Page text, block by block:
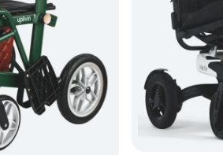
complet et rapide en un seul
les manipulations fatigantes
d'utilisation totale même
plus réactives ou fragilisées
DISTRI CLUB MEDICAL
votre produit ?